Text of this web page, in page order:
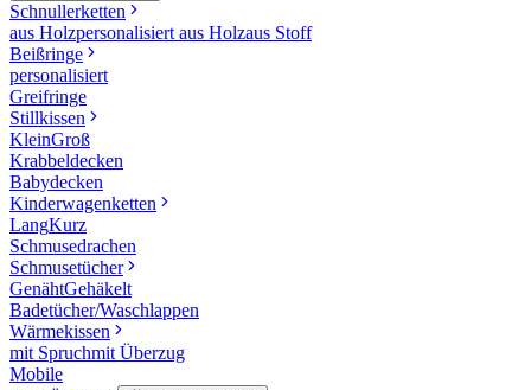
Schnullerketten
aus Holzpersonalisiert aus Holzaus Stoff
Beißringe
personalisiert
Greifringe
Stillkissen
KleinGroß
Krabbeldecken
Babydecken
Kinderwagenketten
LangKurz
Schmusedrachen
Schmusetücher
GenähtGehäkelt
Badetücher/Waschlappen
Wärmekissen
mit Spruchmit Überzug
Mobile